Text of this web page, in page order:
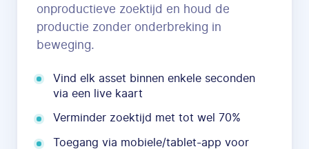
onproductieve zoektijd en houd de
productie zonder onderbreking in
beweging.
Vind elk asset binnen enkele seconden
via een live kaart
Verminder zoektijd met tot wel 70%
Toegang via mobiele/tablet-app voor